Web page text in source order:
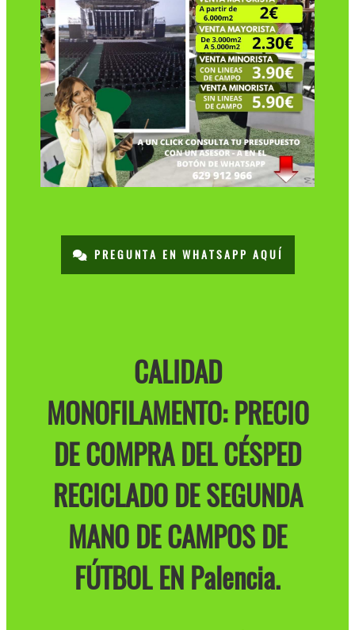
PREGUNTA EN WHATSAPP AQUÍ
CALIDAD
MONOFILAMENTO: PRECIO
DE COMPRA DEL CÉSPED
RECICLADO DE SEGUNDA
MANO DE CAMPOS DE
FÚTBOL EN Palencia.